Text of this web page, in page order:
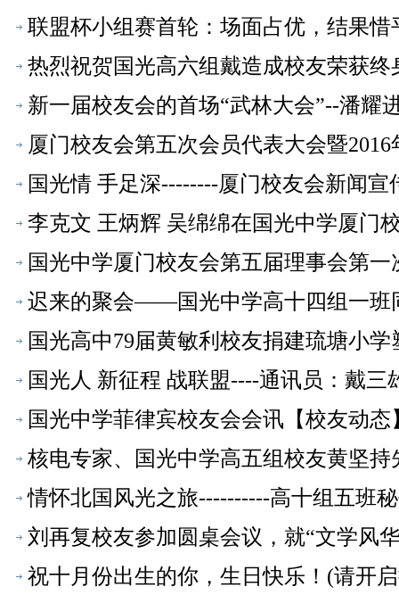
联盟杯小组赛首轮：场面占优，结果惜
热烈祝贺国光高六组戴造成校友荣获
新一届校友会的首场“武林大会”--潘耀
厦门校友会第五次会员代表大会暨
国光情 手足深--------厦门校友会新闻宣
李克文 王炳辉 吴绵绵在国光中学厦门
态】
国光中学厦门校友会第五届理事会第
迟来的聚会——国光中学高十四组一班
国光高中79届黄敏利校友捐建琉塘小
国光人 新征程 战联盟----通讯员：戴三
国光中学菲律宾校友会会讯【校友动态
核电专家、国光中学高五组校友黄坚
情怀北国风光之旅----------高十组五班
刘再复校友参加圆桌会议，就“文学风
祝十月份出生的你，生日快乐！(请开